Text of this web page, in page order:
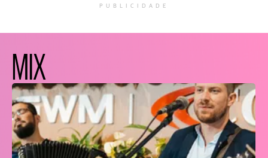
PUBLICIDADE
MIX